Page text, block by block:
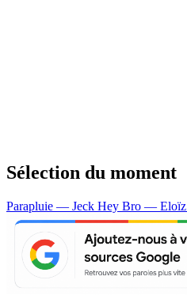
Sélection du moment
Parapluie — Jeck Hey Bro — Eloïz